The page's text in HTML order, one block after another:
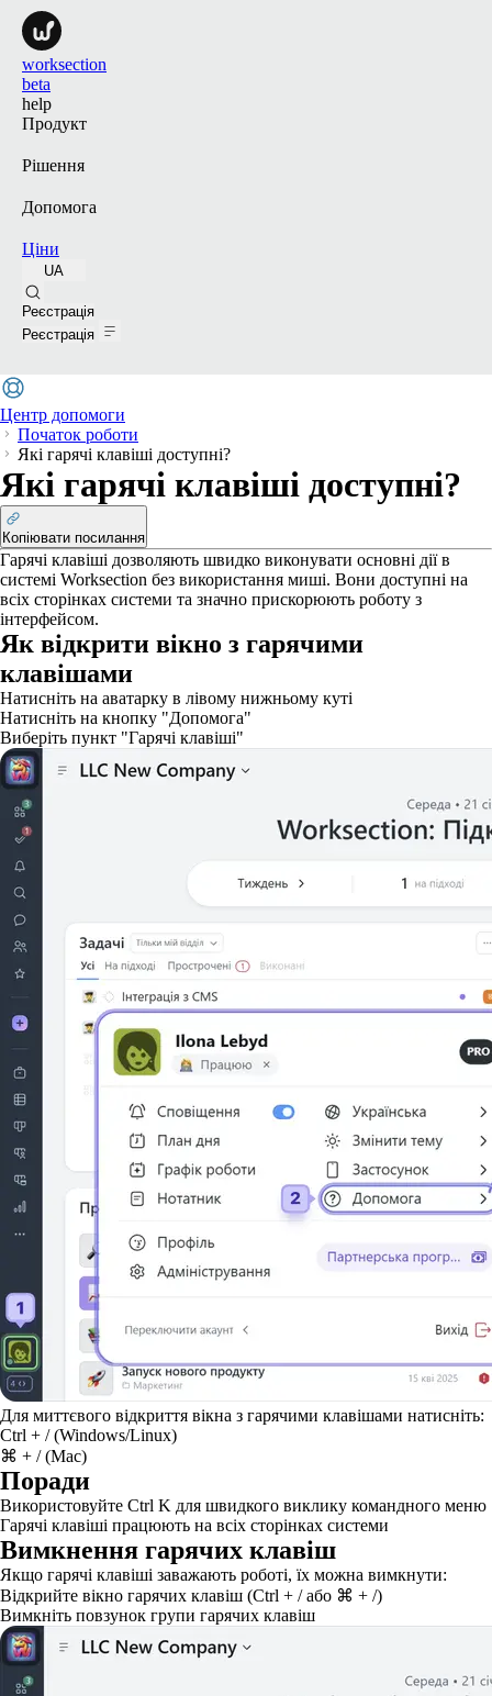
worksection
beta
help
Продукт
Рішення
Допомога
Ціни
UA
Реєстрація
Реєстрація
Центр допомоги
Початок роботи
Які гарячі клавіші доступні?
Які гарячі клавіші доступні?
Копіювати посилання
Гарячі клавіші дозволяють швидко виконувати основні дії в
системі Worksection без використання миші. Вони доступні на
всіх сторінках системи та значно прискорюють роботу з
інтерфейсом.
Як відкрити вікно з гарячими
клавішами
Натисніть на аватарку в лівому нижньому куті
Натисніть на кнопку "Допомога"
Виберіть пункт "Гарячі клавіші"
Для миттєвого відкриття вікна з гарячими клавішами натисніть:
Ctrl + / (Windows/Linux)
⌘ + / (Mac)
Поради
Використовуйте Ctrl K для швидкого виклику командного меню
Гарячі клавіші працюють на всіх сторінках системи
Вимкнення гарячих клавіш
Якщо гарячі клавіші заважають роботі, їх можна вимкнути:
Відкрийте вікно гарячих клавіш (Ctrl + / або ⌘ + /)
Вимкніть повзунок групи гарячих клавіш